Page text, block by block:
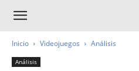
Inicio Videojuegos Análisis
Análisis